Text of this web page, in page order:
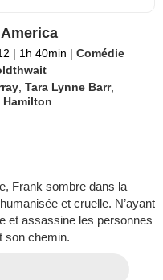
| 1h 40min | Comédie
,Tara Lynne Barr,
Hamilton
Frank sombre dans la
et cruelle. N’ayant
et assassine les personnes
son chemin.